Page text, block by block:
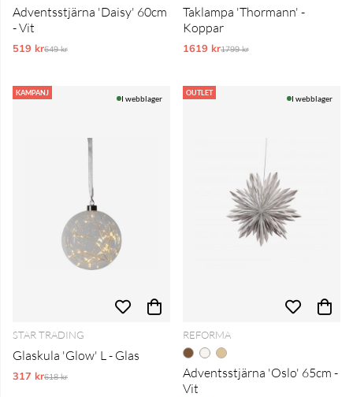
Adventsstjärna 'Daisy' 60cm
- Vit
519 krOrdinarie pris:
649 kr
Taklampa 'Thormann' -
Koppar
1619 krOrdinarie pris:
1799 kr
KAMPANJ
I webblager
STAR TRADING
Glaskula 'Glow' L - Glas
317 krOrdinarie pris:
618 kr
OUTLET
I webblager
REFORMA
Adventsstjärna 'Oslo' 65cm -
Vit